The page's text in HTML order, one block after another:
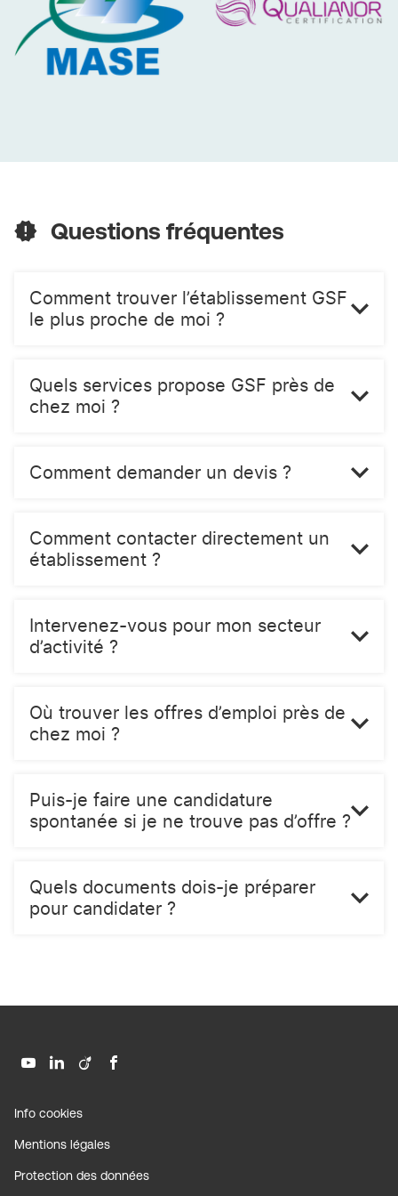
Questions fréquentes
Comment trouver l’établissement GSF
le plus proche de moi ?
Quels services propose GSF près de
chez moi ?
Comment demander un devis ?
Comment contacter directement un
établissement ?
Intervenez-vous pour mon secteur
d’activité ?
Où trouver les offres d’emploi près de
chez moi ?
Puis-je faire une candidature
spontanée si je ne trouve pas d’offre ?
Quels documents dois-je préparer
pour candidater ?
Aller
la
youtube
de
Aller
la
linkedin
de
Aller
viadeo
de
Aller
de
Info cookies(ouvre
une
fenêtre)
Mentions légales(ouvre
une
Protection des données(ouvre